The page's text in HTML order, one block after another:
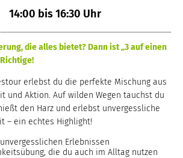
14:00 bis 16:30 Uhr
die alles bietet? Dann ist „3 auf einen
erlebst du die perfekte Mischung aus
und Aktion. Auf wilden Wegen tauchst du
den Harz und erlebst unvergessliche
– ein echtes Highlight!
Erlebnissen
die du auch im Alltag nutzen